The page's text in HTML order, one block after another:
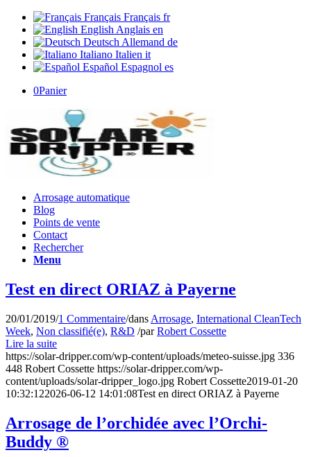
Français Français fr
English Anglais en
Deutsch Allemand de
Italiano Italien it
Español Espagnol es
0Panier
Arrosage automatique
Blog
Points de vente
Contact
Rechercher
Menu
Test en direct ORIAZ à Payerne
20/01/2019/1 Commentaire/dans Arrosage, International CleanTech
Week, Non classifié(e), R&D /parRobert Cossette
Lire la suite
https://solar-dripper.com/wp-content/uploads/meteo-suisse.jpg 336
448 Robert Cossette https://solar-dripper.com/wp-
content/uploads/solar-dripper_logo.jpg Robert Cossette2019-01-20
10:32:122026-06-12 14:01:08Test en direct ORIAZ à Payerne
Arrosage de l’orchidée avec l’Orchi-
Buddy ®